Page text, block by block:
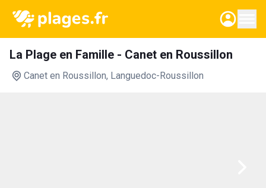
La Plage en Famille - Canet en Roussillon
Canet en Roussillon, Languedoc-Roussillon